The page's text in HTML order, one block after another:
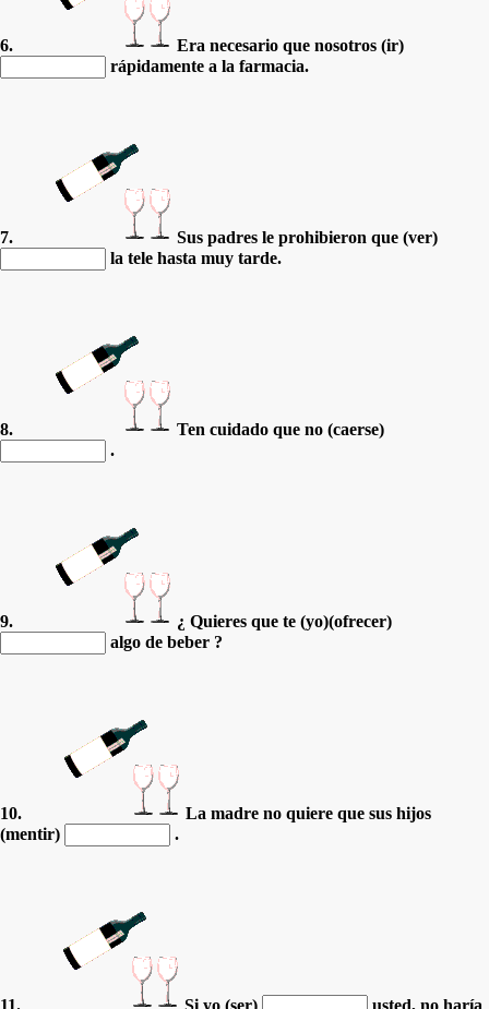
6.
Era necesario que nosotros (ir)
rápidamente a la farmacia.
7.
Sus padres le prohibieron que (ver)
la tele hasta muy tarde.
8.
Ten cuidado que no (caerse)
.
9.
¿ Quieres que te (yo)(ofrecer)
algo de beber ?
10.
La madre no quiere que sus hijos
(mentir)
.
11. Si yo (ser)
usted, no haría